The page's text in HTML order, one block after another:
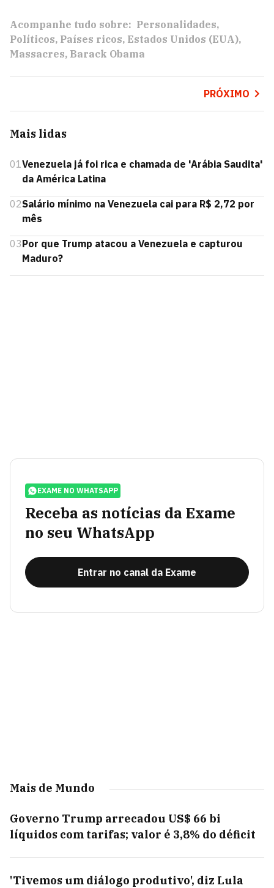
Acompanhe tudo sobre: Personalidades
Políticos Países ricos Estados Unidos (EUA)
Massacres Barack Obama
PRÓXIMO
Mais lidas
01Venezuela já foi rica e chamada de 'Arábia Saudita'
da América Latina
02Salário mínimo na Venezuela cai para R$ 2,72 por
mês
03Por que Trump atacou a Venezuela e capturou
Maduro?
EXAME NO WHATSAPP
Receba as notícias da Exame
no seu WhatsApp
Entrar no canal da Exame
Mais de Mundo
Governo Trump arrecadou US$ 66 bi
líquidos com tarifas; valor é 3,8% do déficit
'Tivemos um diálogo produtivo', diz Lula